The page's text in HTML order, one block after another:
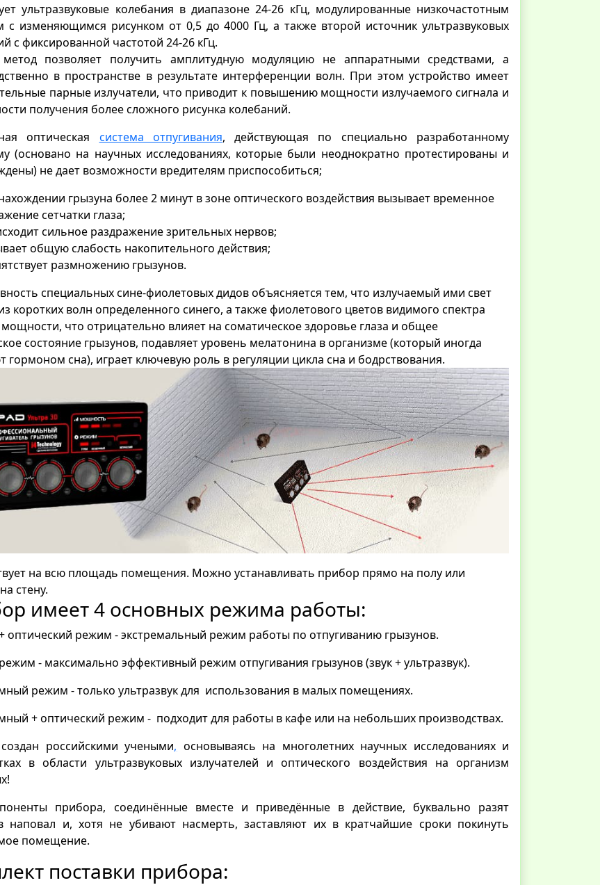
ультразвуковые колебания в диапазоне 24-26 кГц, модулированные низкочастотным
с изменяющимся рисунком от 0,5 до 4000 Гц, а также второй источник ультразвуковых
с фиксированной частотой 24-26 кГц.
позволяет получить амплитудную модуляцию не аппаратными средствами, а
в пространстве в результате интерференции волн. При этом устройство имеет
парные излучатели, что приводит к повышению мощности излучаемого сигнала и
получения более сложного рисунка колебаний.
оптическая система отпугивания, действующая по специально разработанному
(основано на научных исследованиях, которые были неоднократно протестированы и
не дает возможности вредителям приспособиться;
грызуна более 2 минут в зоне оптического воздействия вызывает временное
сетчатки глаза;
сильное раздражение зрительных нервов;
общую слабость накопительного действия;
размножению грызунов.
специальных сине-фиолетовых дидов объясняется тем, что излучаемый ими свет
коротких волн определенного синего, а также фиолетового цветов видимого спектра
что отрицательно влияет на соматическое здоровье глаза и общее
состояние грызунов, подавляет уровень мелатонина в организме (который иногда
гормоном сна), играет ключевую роль в регуляции цикла сна и бодрствования.
на всю площадь помещения. Можно устанавливать прибор прямо на полу или
стену.
имеет 4 основных режима работы:
оптический режим - экстремальный режим работы по отпугиванию грызунов.
- максимально эффективный режим отпугивания грызунов (звук + ультразвук).
режим - только ультразвук для использования в малых помещениях.
+ оптический режим - подходит для работы в кафе или на небольших производствах.
российскими учеными, основываясь на многолетних научных исследованиях и
в области ультразвуковых излучателей и оптического воздействия на организм
прибора, соединённые вместе и приведённые в действие, буквально разят
наповал и, хотя не убивают насмерть, заставляют их в кратчайшие сроки покинуть
помещение.
поставки прибора: